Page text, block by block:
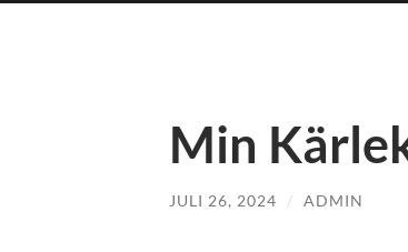
Min
JULI 26, 2024 / ADMIN